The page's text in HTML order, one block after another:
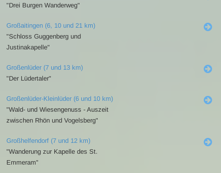
"Drei Burgen Wanderweg"
Großaitingen (6, 10 und 21 km)
"Schloss Guggenberg und
Justinakapelle"
Großenlüder (7 und 13 km)
"Der Lüdertaler"
Großenlüder-Kleinlüder (6 und 10 km)
"Wald- und Wiesengenuss - Auszeit
zwischen Rhön und Vogelsberg"
Großhelfendorf (7 und 12 km)
"Wanderung zur Kapelle des St.
Emmeram"